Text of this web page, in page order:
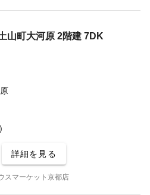
山町大河原 2階建 7DK
詳細を見る
スマーケット京都店